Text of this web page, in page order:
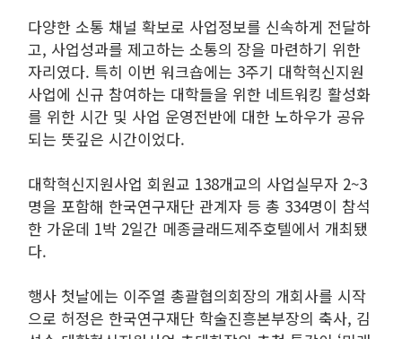
다양한 소통 채널 확보로 사업정보를 신속하게 전달하
고, 사업성과를 제고하는 소통의 장을 마련하기 위한
자리였다. 특히 이번 워크숍에는 3주기 대학혁신지원
사업에 신규 참여하는 대학들을 위한 네트워킹 활성화
를 위한 시간 및 사업 운영전반에 대한 노하우가 공유
되는 뜻깊은 시간이었다.
대학혁신지원사업 회원교 138개교의 사업실무자 2~3
명을 포함해 한국연구재단 관계자 등 총 334명이 참석
한 가운데 1박 2일간 메종글래드제주호텔에서 개최됐
다.
행사 첫날에는 이주열 총괄협의회장의 개회사를 시작
으로 허정은 한국연구재단 학술진흥본부장의 축사, 김